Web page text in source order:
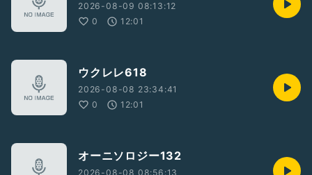
2026-08-09 08:13:12
0
12:01
ウクレレ618
2026-08-08 23:34:41
0
12:01
オーニソロジー132
2026-08-08 08:56:13